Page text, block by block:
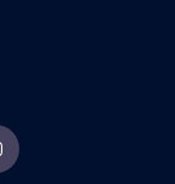
Instagram